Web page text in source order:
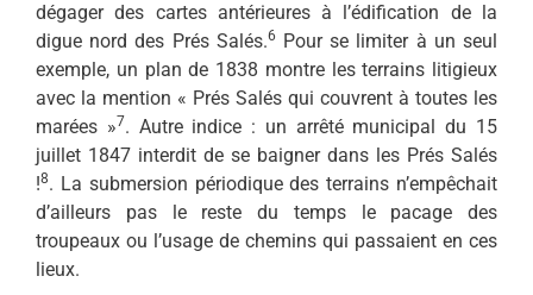
dégager des cartes antérieures à l’édification de la
digue nord des Prés Salés.6 Pour se limiter à un seul
exemple, un plan de 1838 montre les terrains litigieux
avec la mention « Prés Salés qui couvrent à toutes les
marées »7. Autre indice : un arrêté municipal du 15
juillet 1847 interdit de se baigner dans les Prés Salés
!8. La submersion périodique des terrains n’empêchait
d’ailleurs pas le reste du temps le pacage des
troupeaux ou l’usage de chemins qui passaient en ces
lieux.